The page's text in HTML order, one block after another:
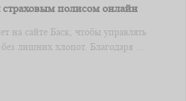
страховым полисом онлайн
на сайте Баск, чтобы управлять
лишних хлопот. Благодаря ...